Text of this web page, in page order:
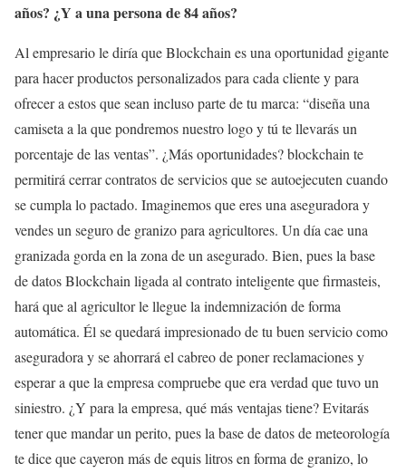
años? ¿Y a una persona de 84 años?
Al empresario le diría que Blockchain es una oportunidad gigante
para hacer productos personalizados para cada cliente y para
ofrecer a estos que sean incluso parte de tu marca: “diseña una
camiseta a la que pondremos nuestro logo y tú te llevarás un
porcentaje de las ventas”. ¿Más oportunidades? blockchain te
permitirá cerrar contratos de servicios que se autoejecuten cuando
se cumpla lo pactado. Imaginemos que eres una aseguradora y
vendes un seguro de granizo para agricultores. Un día cae una
granizada gorda en la zona de un asegurado. Bien, pues la base
de datos Blockchain ligada al contrato inteligente que firmasteis,
hará que al agricultor le llegue la indemnización de forma
automática. Él se quedará impresionado de tu buen servicio como
aseguradora y se ahorrará el cabreo de poner reclamaciones y
esperar a que la empresa compruebe que era verdad que tuvo un
siniestro. ¿Y para la empresa, qué más ventajas tiene? Evitarás
tener que mandar un perito, pues la base de datos de meteorología
te dice que cayeron más de equis litros en forma de granizo, lo